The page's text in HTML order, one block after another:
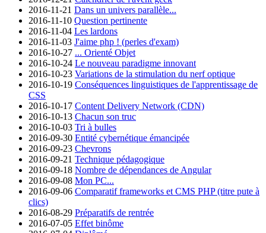
2016-11-21 Dans un univers parallèle...
2016-11-10 Question pertinente
2016-11-04 Les lardons
2016-11-03 J'aime php ! (perles d'exam)
2016-10-27 ... Orienté Objet
2016-10-24 Le nouveau paradigme innovant
2016-10-23 Variations de la stimulation du nerf optique
2016-10-19 Conséquences linguistiques de l'apprentissage de
CSS
2016-10-17 Content Delivery Network (CDN)
2016-10-13 Chacun son truc
2016-10-03 Tri à bulles
2016-09-30 Entité cybernétique émancipée
2016-09-23 Chevrons
2016-09-21 Technique pédagogique
2016-09-18 Nombre de dépendances de Angular
2016-09-08 Mon PC...
2016-09-06 Comparatif frameworks et CMS PHP (titre pute à
clics)
2016-08-29 Préparatifs de rentrée
2016-07-05 Effet binôme